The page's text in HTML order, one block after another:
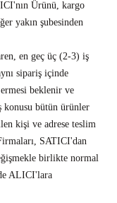
Ürünü, kargo
yakın şubesinden
en geç üç (2-3) iş
sipariş içinde
beklenir ve
konusu bütün ürünler
kişi ve adrese teslim
SATICI'dan
birlikte normal
ALICI'lara